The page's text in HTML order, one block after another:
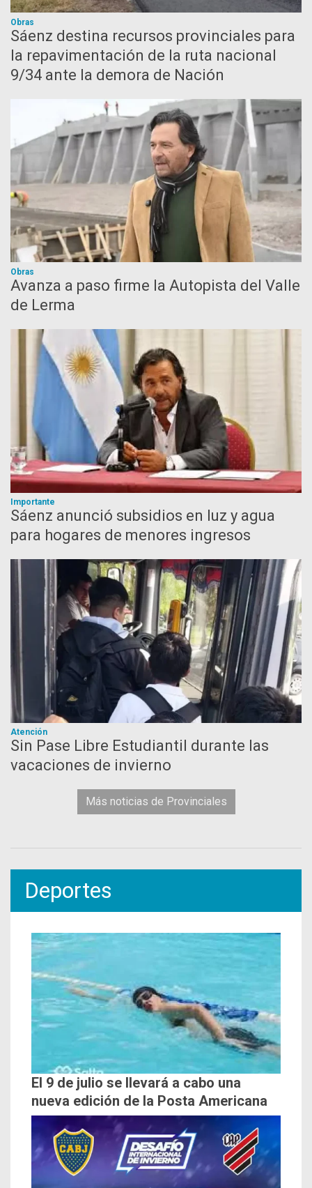
Obras
Sáenz destina recursos provinciales para
la repavimentación de la ruta nacional
9/34 ante la demora de Nación
Obras
Avanza a paso firme la Autopista del Valle
de Lerma
Importante
Sáenz anunció subsidios en luz y agua
para hogares de menores ingresos
Atención
Sin Pase Libre Estudiantil durante las
vacaciones de invierno
Más noticias de Provinciales
Deportes
El 9 de julio se llevará a cabo una
nueva edición de la Posta Americana